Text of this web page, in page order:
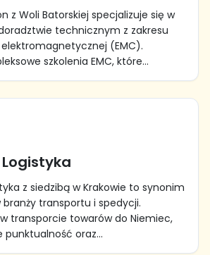
z Woli Batorskiej specjalizuje się w
technicznym z zakresu
(EMC).
szkolenia EMC, które...
z siedzibą w Krakowie to synonim
transportu i spedycji.
transporcie towarów do Niemiec,
oraz...